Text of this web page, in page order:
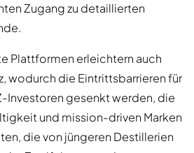
Zugang zu detaillierten
Plattformen erleichtern auch
wodurch die Eintrittsbarrieren für
Investoren gesenkt werden, die
und mission-driven Marken
die von jüngeren Destillerien